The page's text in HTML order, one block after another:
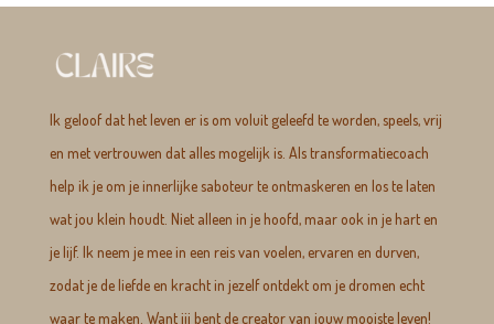
Ik geloof dat het leven er is om voluit geleefd te worden, speels, vrij
en met vertrouwen dat alles mogelijk is. Als transformatiecoach
help ik je om je innerlijke saboteur te ontmaskeren en los te laten
wat jou klein houdt. Niet alleen in je hoofd, maar ook in je hart en
je lijf. Ik neem je mee in een reis van voelen, ervaren en durven,
zodat je de liefde en kracht in jezelf ontdekt om je dromen echt
waar te maken. Want jij bent de creator van jouw mooiste leven!